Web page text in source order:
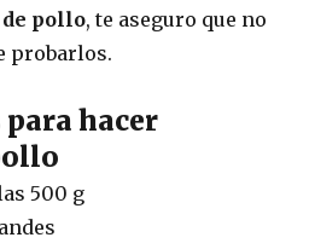
de pollo, te aseguro que no
probarlos.
hacer
500 g